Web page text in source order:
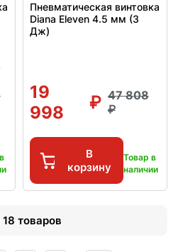
Пневматическая винтовка
Diana Eleven 4.5 мм (3
Дж)
19
998
47 808
В
корзину
Товар в
наличии
товаров